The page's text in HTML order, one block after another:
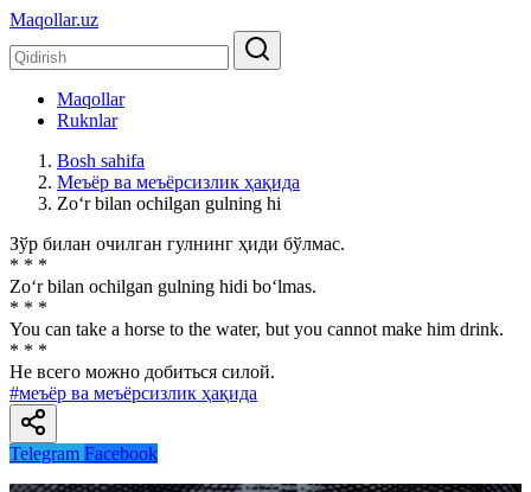
Maqollar.uz
Maqollar
Ruknlar
Bosh sahifa
Меъёр ва меъёрсизлик ҳақида
Zo‘r bilan ochilgan gulning hi
Зўр билан очилган гулнинг ҳиди бўлмас.
* * *
Zo‘r bilan ochilgan gulning hidi bo‘lmas.
* * *
You can take a horse to the water, but you cannot make him drink.
* * *
He всего можно добиться силой.
#меъёр ва меъёрсизлик ҳақида
Telegram Facebook